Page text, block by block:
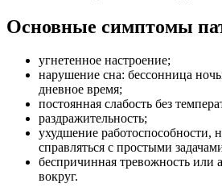
Основные симптомы
угнетенное настроение;
нарушение сна: бессонница
дневное время;
постоянная слабость без
раздражительность;
ухудшение работоспособности,
справляться с простыми
беспричинная тревожность или
вокруг.